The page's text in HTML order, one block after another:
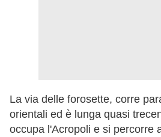
La via delle forosette, corre
orientali ed è lunga quasi
occupa l'Acropoli e si percorre